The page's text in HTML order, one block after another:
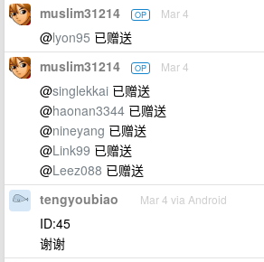
muslim31214 OP Mar 4
@lyon95 已赠送
muslim31214 OP Mar 4
@singlekkai 已赠送
@haonan3344 已赠送
@nineyang 已赠送
@Link99 已赠送
@Leez088 已赠送
tengyoubiao Mar 4 via Android
ID:45
谢谢